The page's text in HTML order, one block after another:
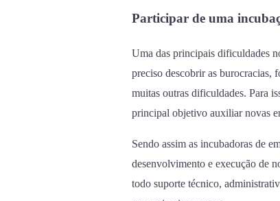
Participar de uma
Uma das principais dificuldades
preciso descobrir as burocracias,
muitas outras dificuldades. Para
principal objetivo auxiliar novas
Sendo assim as incubadoras de
desenvolvimento e execução de
todo suporte técnico,